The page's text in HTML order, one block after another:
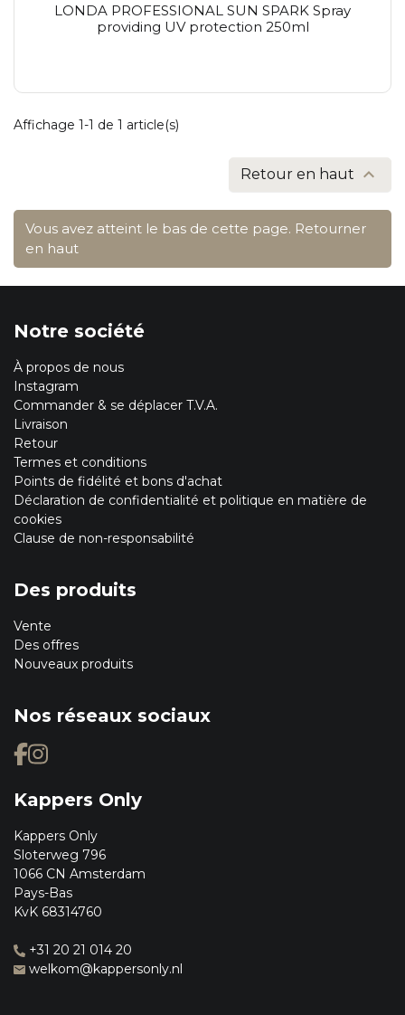
LONDA PROFESSIONAL SUN SPARK Spray
providing UV protection 250ml
Affichage 1-1 de 1 article(s)
Retour en haut 
Vous avez atteint le bas de cette page. Retourner
en haut
Notre société
À propos de nous
Instagram
Commander & se déplacer T.V.A.
Livraison
Retour
Termes et conditions
Points de fidélité et bons d'achat
Déclaration de confidentialité et politique en matière de
cookies
Clause de non-responsabilité
Des produits
Vente
Des offres
Nouveaux produits
Nos réseaux sociaux
Kappers Only
Kappers Only
Sloterweg 796
1066 CN Amsterdam
Pays-Bas
KvK 68314760
+31 20 21 014 20
welkom@kappersonly.nl